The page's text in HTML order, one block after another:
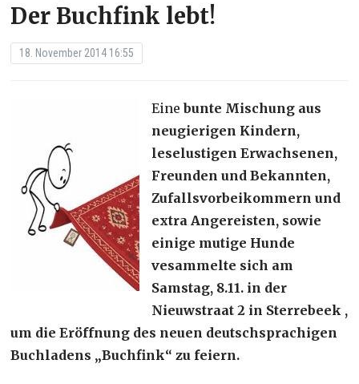
Der Buchfink lebt!
18. November 2014 16:55
Eine bunte Mischung aus
neugierigen Kindern,
leselustigen Erwachsenen,
Freunden und Bekannten,
Zufallsvorbeikommern und
extra Angereisten, sowie
einige mutige Hunde
vesammelte sich am
Samstag, 8.11. in der
Nieuwstraat 2 in Sterrebeek ,
um die Eröffnung des neuen deutschsprachigen
Buchladens „Buchfink“ zu feiern.